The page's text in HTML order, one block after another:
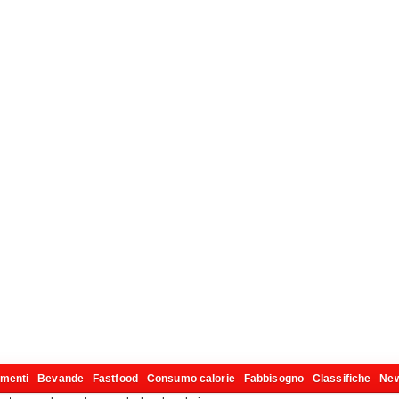
Bevande Fastfood Consumo calorie Fabbisogno Classifiche